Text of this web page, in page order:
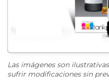
Las imágenes son
sufrir modificaciones sin